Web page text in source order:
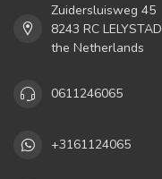
Zuidersluisweg 45
8243 RC LELYSTAD
the Netherlands
0611246065
+3161124065